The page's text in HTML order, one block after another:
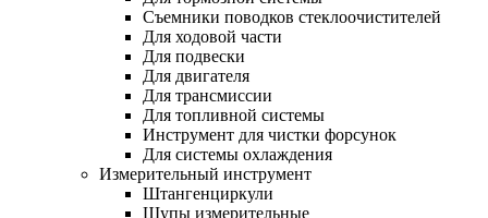
Съемники поводков стеклоочистителей
Для ходовой части
Для подвески
Для двигателя
Для трансмиссии
Для топливной системы
Инструмент для чистки форсунок
Для системы охлаждения
Измерительный инструмент
Штангенциркули
Щупы измерительные